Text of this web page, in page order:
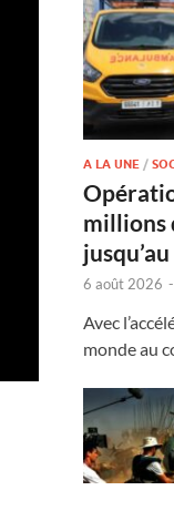
A LA UNE /
millions
6 août 2026 -
Avec
monde au